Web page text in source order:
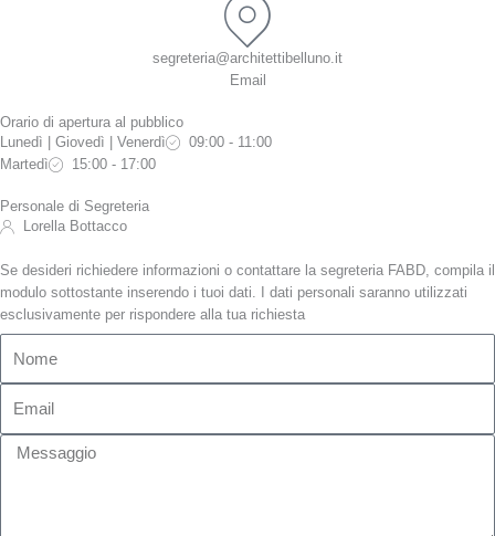
segreteria@architettibelluno.it
Email
Orario di apertura al pubblico
Lunedì | Giovedì | Venerdì
09:00 - 11:00
Martedì
15:00 - 17:00
Personale di Segreteria
Lorella Bottacco
Se desideri richiedere informazioni o contattare la segreteria FABD, compila il
modulo sottostante inserendo i tuoi dati. I dati personali saranno utilizzati
esclusivamente per rispondere alla tua richiesta
Messaggio